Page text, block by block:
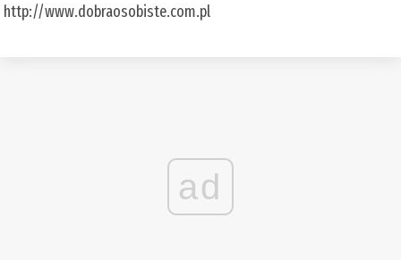
http://www.dobraosobiste.com.pl
ad